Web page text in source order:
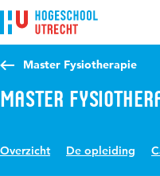
Direct naar de inhoud
Direct naar de
Direct naar de zoekfunctie
Master Fysiotherapie
Master
Overzicht De opleiding